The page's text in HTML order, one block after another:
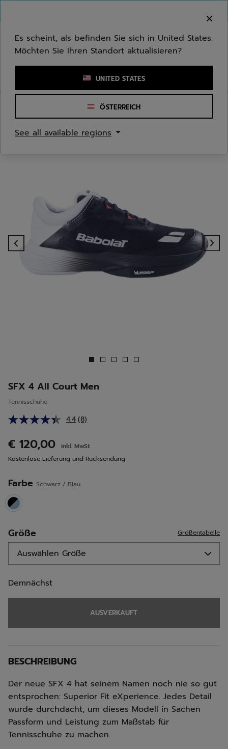
Stichwort oder Artikelnummer eingeben
Previous
SFX 4 All Court Men
Tennisschuhe
4.4 8
Link
auf
derselben
(8)
€ 120,00
inkl. MwSt
Kostenlose Lieferung und Rücksendung
Farbe Schwarz / Blau
selected
Größe Größentabelle
Demnächst
AUSVERKAUFT
BESCHREIBUNG
Der neue SFX 4 hat seinem Namen noch nie so gut
entsprochen: Superior Fit eXperience. Jedes Detail
wurde durchdacht, um dieses Modell in Sachen
Passform und Leistung zum Maßstab für
Tennisschuhe zu machen.
Es scheint, als befinden Sie sich in United States.
Möchten Sie Ihren Standort aktualisieren?
UNITED STATES
ÖSTERREICH
See all available regions